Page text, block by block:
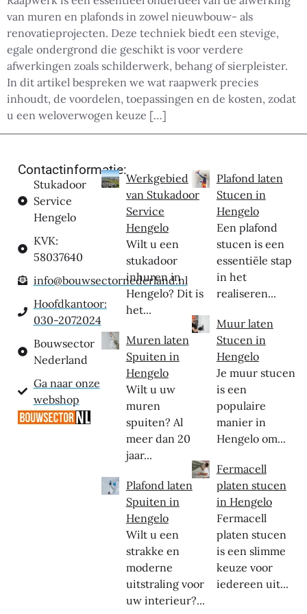
van muren en plafonds in zowel nieuwbouw- als
renovatieprojecten. Deze techniek biedt een stevige,
egale ondergrond die geschikt is voor verdere
afwerkingen zoals schilderwerk, behang of sierpleister.
In dit artikel bespreken we wat raapwerk precies
inhoudt, de voordelen, toepassingen en de kosten, zodat
u een weloverwogen keuze […]
Contactinformatie:
Stukadoor
Service
Hengelo
KVK:
58037640
info@bouwsectornederland.nl
Hoofdkantoor:
030-2072024
Bouwsector
Nederland
Ga naar onze
webshop
Werkgebied
van Stukadoor
Service
Hengelo
Wilt u een
stukadoor
inhuren in
Hengelo? Dit is
het...
Muren laten
Spuiten in
Hengelo
Wilt u uw
muren
spuiten? Al
meer dan 20
jaar...
Plafond laten
Spuiten in
Hengelo
Wilt u een
strakke en
moderne
uitstraling voor
uw interieur?...
Plafond laten
Stucen in
Hengelo
Een plafond
stucen is een
essentiële stap
in het
realiseren...
Muur laten
Stucen in
Hengelo
Je muur stucen
is een
populaire
manier in
Hengelo om...
Fermacell
platen stucen
in Hengelo
Fermacell
platen stucen
is een slimme
keuze voor
iedereen uit...